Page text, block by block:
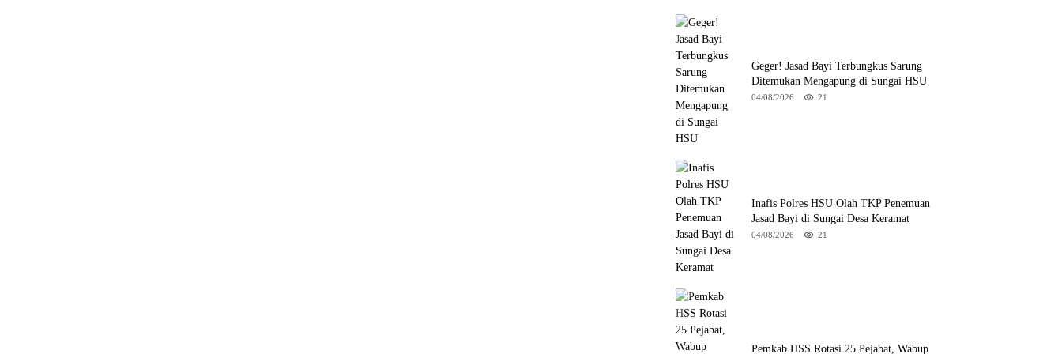
Geger! Jasad Bayi Terbungkus Sarung
Ditemukan Mengapung di Sungai HSU
04/08/2026 21
Inafis Polres HSU Olah TKP Penemuan
Jasad Bayi di Sungai Desa Keramat
04/08/2026 21
Pemkab HSS Rotasi 25 Pejabat, Wabup